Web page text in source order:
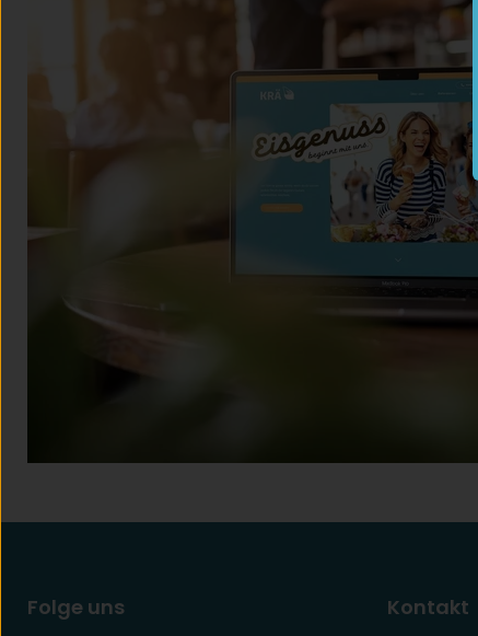
Folge uns Kontakt